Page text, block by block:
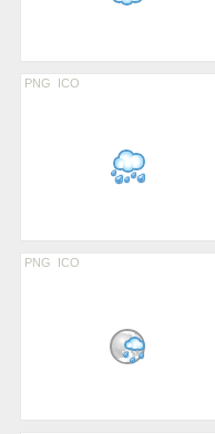
PNG ICO
PNG ICO